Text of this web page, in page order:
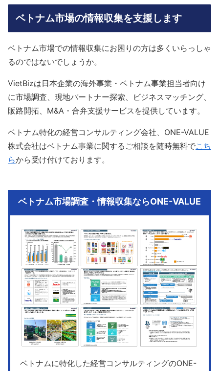
ベトナム市場の情報収集を支援します
ベトナム市場での情報収集にお困りの方は多くいらっしゃ
るのではないでしょうか。
VietBizは日本企業の海外事業・ベトナム事業担当者向け
に市場調査、現地パートナー探索、ビジネスマッチング、
販路開拓、M&A・合弁支援サービスを提供しています。
ベトナム特化の経営コンサルティング会社、ONE-VALUE
株式会社はベトナム事業に関するご相談を随時無料でこち
らから受け付けております。
ベトナム市場調査・情報収集ならONE-VALUE
ベトナムに特化した経営コンサルティングのONE-